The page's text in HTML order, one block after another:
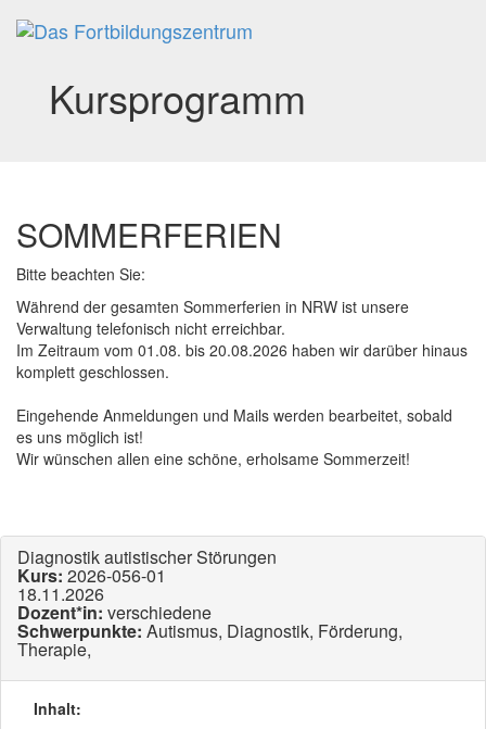
Kursprogramm
SOMMERFERIEN
Bitte beachten Sie:
Während der gesamten Sommerferien in NRW ist unsere
Verwaltung telefonisch nicht erreichbar.
Im Zeitraum vom 01.08. bis 20.08.2026 haben wir darüber hinaus
komplett geschlossen.
Eingehende Anmeldungen und Mails werden bearbeitet, sobald
es uns möglich ist!
Wir wünschen allen eine schöne, erholsame Sommerzeit!
Diagnostik autistischer Störungen
Kurs: 2026-056-01
18.11.2026
Dozent*in: verschiedene
Schwerpunkte: Autismus, Diagnostik, Förderung,
Therapie,
Inhalt: